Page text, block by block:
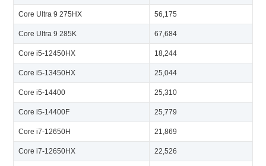
Core Ultra 9 275HX 56,175
Core Ultra 9 285K 67,684
Core i5-12450HX 18,244
Core i5-13450HX 25,044
Core i5-14400 25,310
Core i5-14400F 25,779
Core i7-12650H 21,869
Core i7-12650HX 22,526